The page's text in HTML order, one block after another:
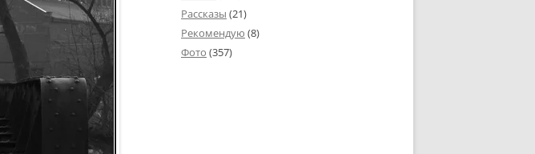
Рассказы (21)
Рекомендую (8)
Фото (357)